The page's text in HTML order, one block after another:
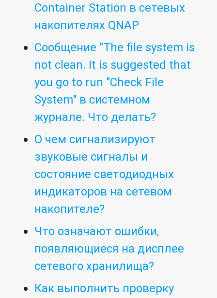
Container Station в сетевых
накопителях QNAP
Сообщение "The file system is
not clean. It is suggested that
you go to run "Check File
System" в системном
журнале. Что делать?
О чем сигнализируют
звуковые сигналы и
состояние светодиодных
индикаторов на сетевом
накопителе?
Что означают ошибки,
появляющиеся на дисплее
сетевого хранилища?
Как выполнить проверку